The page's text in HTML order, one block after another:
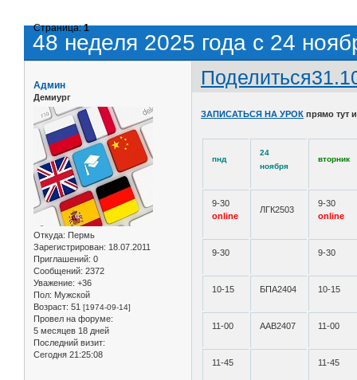
48 неделя 2025 года с 24
Страница:1
Поделиться
Админ
Демиург
Откуда: Пермь
Зарегистрирован: 18.07.2011
Приглашений: 0
Сообщений: 2372
Уважение: +36
Пол: Мужской
Возраст: 51 [1974-09-14]
Провел на форуме:
5 месяцев 18 дней
Последний визит:
Сегодня 21:25:08
ЗАПИСАТЬСЯ НА УРОК прямо тут
пнд
24
ноября
вторник
9-30
online
ЛГК2503
9-30
online
9-30 9-30
10-15 БПА2404 10-15
11-00 ААВ2407 11-00
11-45 11-45